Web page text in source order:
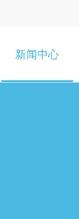
新闻中心